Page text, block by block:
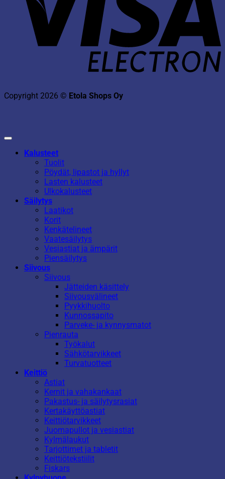
Copyright 2026 © Etola Shops Oy
Kalusteet
Tuolit
Pöydät, lipastot ja hyllyt
Lasten kalusteet
Ulkokalusteet
Säilytys
Laatikot
Korit
Kenkätelineet
Vaatesäilytys
Vesiastiat ja ämpärit
Piensäilytys
Siivous
Siivous
Jätteiden käsittely
Siivousvälineet
Pyykkihuolto
Kunnossapito
Parveke- ja kynnysmatot
Pienrauta
Työkalut
Sähkötarvikkeet
Turvatuotteet
Keittiö
Astiat
Kernit ja vahakankaat
Pakastus- ja säilytysrasiat
Kertakäyttöastiat
Keittiötarvikkeet
Juomapullot ja vesiastiat
Kylmälaukut
Tarjottimet ja tabletit
Keittiötekstiilit
Fiskars